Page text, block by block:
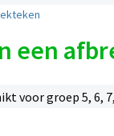
een
voor groep 5, 6,